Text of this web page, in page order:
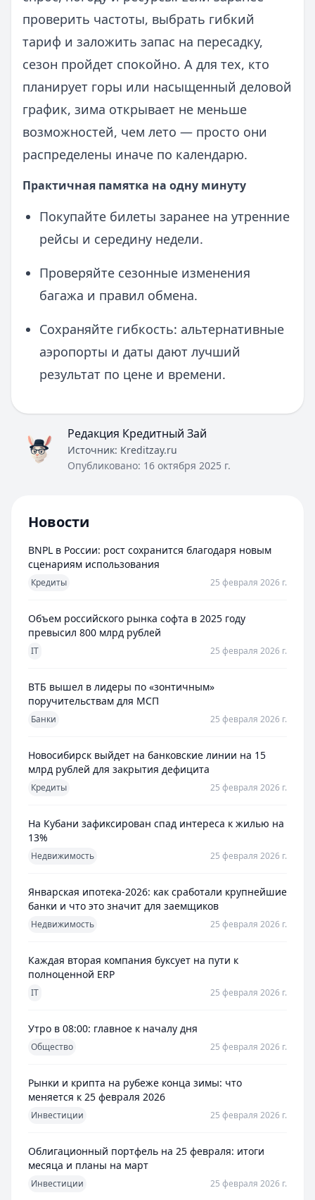
проверить частоты, выбрать гибкий
тариф и заложить запас на пересадку,
сезон пройдет спокойно. А для тех, кто
планирует горы или насыщенный деловой
график, зима открывает не меньше
возможностей, чем лето — просто они
распределены иначе по календарю.
Практичная памятка на одну минуту
Покупайте билеты заранее на утренние
рейсы и середину недели.
Проверяйте сезонные изменения
багажа и правил обмена.
Сохраняйте гибкость: альтернативные
аэропорты и даты дают лучший
результат по цене и времени.
Редакция Кредитный Зай
Источник: Kreditzay.ru
Опубликовано: 16 октября 2025 г.
Новости
BNPL в России: рост сохранится благодаря новым
сценариям использования
Кредиты 25 февраля 2026 г.
Объем российского рынка софта в 2025 году
превысил 800 млрд рублей
IT 25 февраля 2026 г.
ВТБ вышел в лидеры по «зонтичным»
поручительствам для МСП
Банки 25 февраля 2026 г.
Новосибирск выйдет на банковские линии на 15
млрд рублей для закрытия дефицита
Кредиты 25 февраля 2026 г.
На Кубани зафиксирован спад интереса к жилью на
13%
Недвижимость 25 февраля 2026 г.
Январская ипотека-2026: как сработали крупнейшие
банки и что это значит для заемщиков
Недвижимость 25 февраля 2026 г.
Каждая вторая компания буксует на пути к
полноценной ERP
IT 25 февраля 2026 г.
Утро в 08:00: главное к началу дня
Общество 25 февраля 2026 г.
Рынки и крипта на рубеже конца зимы: что
меняется к 25 февраля 2026
Инвестиции 25 февраля 2026 г.
Облигационный портфель на 25 февраля: итоги
месяца и планы на март
Инвестиции 25 февраля 2026 г.